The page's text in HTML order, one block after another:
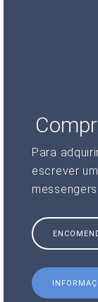
Para
escrever
messengers